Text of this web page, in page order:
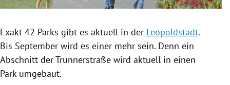
Untermenü
Exakt 42 Parks gibt es aktuell in der Leopoldstadt.
Bis September wird es einer mehr sein. Denn ein
Abschnitt der Trunnerstraße wird aktuell in einen
Park umgebaut.